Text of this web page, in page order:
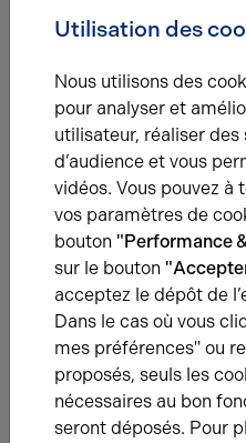
Nous avons hâte
Nom*
Prénom*
E-mail*
N° de téléphone*
Utilisation des
Nous utilisons des
pour analyser et
utilisateur, réaliser
d’audience et vous
vidéos. Vous pouvez
vos paramètres de
bouton "Performance
sur le bouton
acceptez le dépôt de
Dans le cas où vous
mes préférences" ou
proposés, seuls les
nécessaires au bon
seront déposés. Pour